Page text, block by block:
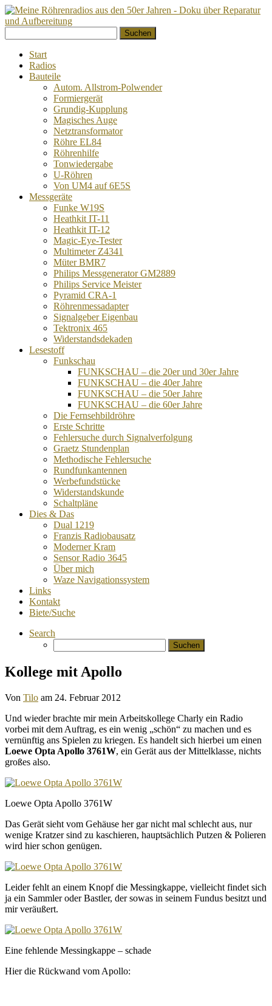
zum
Inhalt
nach:
Start
Radios
Bauteile
Autom. Allstrom-Polwender
Formiergerät
Grundig-Kupplung
Magisches Auge
Netztransformator
Röhre EL84
Röhrenhilfe
Tonwiedergabe
U-Röhren
Von UM4 auf 6E5S
Messgeräte
Funke W19S
Heathkit IT-11
Heathkit IT-12
Magic-Eye-Tester
Multimeter Z4341
Müter BMR7
Philips Messgenerator GM2889
Philips Service Meister
Pyramid CRA-1
Röhrenmessadapter
Signalgeber Eigenbau
Tektronix 465
Widerstandsdekaden
Lesestoff
Funkschau
FUNKSCHAU – die 20er und 30er Jahre
FUNKSCHAU – die 40er Jahre
FUNKSCHAU – die 50er Jahre
FUNKSCHAU – die 60er Jahre
Die Fernsehbildröhre
Erste Schritte
Fehlersuche durch Signalverfolgung
Graetz Stundenplan
Methodische Fehlersuche
Rundfunkantennen
Werbefundstücke
Widerstandskunde
Schaltpläne
Dies & Das
Dual 1219
Franzis Radiobausatz
Moderner Kram
Sensor Radio 3645
Über mich
Waze Navigationssystem
Links
Kontakt
Biete/Suche
Search
nach:
Kollege mit Apollo
Von Tilo am 24. Februar 2012
Und wieder brachte mir mein Arbeitskollege Charly ein Radio
vorbei mit dem Auftrag, es ein wenig „schön“ zu machen und es
vernünftig ans Spielen zu kriegen. Es handelt sich hierbei um einen
Loewe Opta Apollo 3761W, ein Gerät aus der Mittelklasse, nichts
großes also.
Loewe Opta Apollo 3761W
Das Gerät sieht vom Gehäuse her gar nicht mal schlecht aus, nur
wenige Kratzer sind zu kaschieren, hauptsächlich Putzen & Polieren
wird hier schon genügen.
Leider fehlt an einem Knopf die Messingkappe, vielleicht findet sich
ja ein Sammler oder Bastler, der sowas in seinem Fundus besitzt und
mir veräußert.
Eine fehlende Messingkappe – schade
Hier die Rückwand vom Apollo: